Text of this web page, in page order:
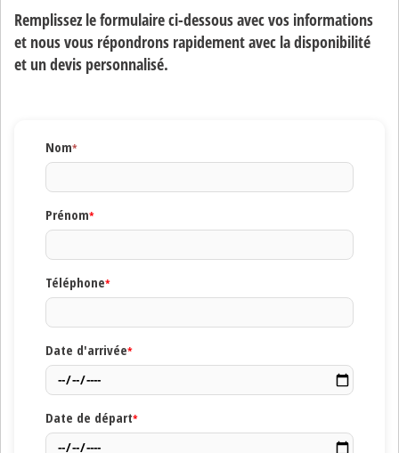
Remplissez le formulaire ci-dessous avec vos informations
et nous vous répondrons rapidement avec la disponibilité
et un devis personnalisé.
Nom*
Prénom*
Téléphone*
Date d'arrivée*
Date de départ*